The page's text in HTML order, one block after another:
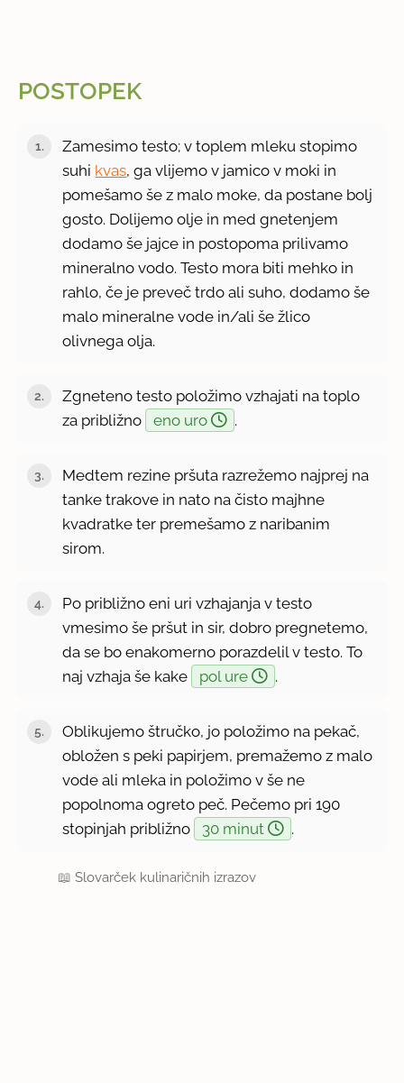
POSTOPEK
Zamesimo testo; v toplem mleku stopimo
suhi kvas, ga vlijemo v jamico v moki in
pomešamo še z malo moke, da postane bolj
gosto. Dolijemo olje in med gnetenjem
dodamo še jajce in postopoma prilivamo
mineralno vodo. Testo mora biti mehko in
rahlo, če je preveč trdo ali suho, dodamo še
malo mineralne vode in/ali še žlico
olivnega olja.
Zgneteno testo položimo vzhajati na toplo
za približno
eno uro .
Medtem rezine pršuta razrežemo najprej na
tanke trakove in nato na čisto majhne
kvadratke ter premešamo z naribanim
sirom.
Po približno eni uri vzhajanja v testo
vmesimo še pršut in sir, dobro pregnetemo,
da se bo enakomerno porazdelil v testo. To
naj vzhaja še kake
pol ure .
Oblikujemo štručko, jo položimo na pekač,
obložen s peki papirjem, premažemo z malo
vode ali mleka in položimo v še ne
popolnoma ogreto peč. Pečemo pri 190
stopinjah približno
30 minut .
📖Slovarček kulinaričnih izrazov